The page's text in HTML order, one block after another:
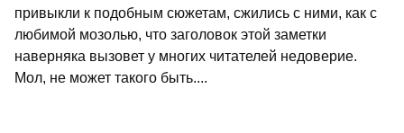
привыкли к подобным сюжетам, сжились с ними, как с
любимой мозолью, что заголовок этой заметки
наверняка вызовет у многих читателей недоверие.
Мол, не может такого быть....